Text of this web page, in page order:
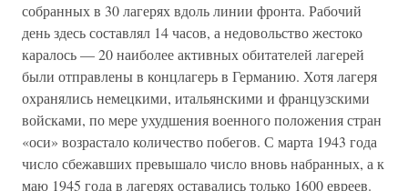
собранных в 30 лагерях вдоль линии фронта. Рабочий
день здесь составлял 14 часов, а недовольство жестоко
каралось — 20 наиболее активных обитателей лагерей
были отправлены в концлагерь в Германию. Хотя лагеря
охранялись немецкими, итальянскими и французскими
войсками, по мере ухудшения военного положения стран
«оси» возрастало количество побегов. С марта 1943 года
число сбежавших превышало число вновь набранных, а к
маю 1945 года в лагерях оставались только 1600 евреев.